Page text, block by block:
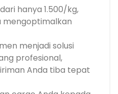
hanya 1.500/kg,
mengoptimalkan
menjadi solusi
profesional,
Anda tiba tepat